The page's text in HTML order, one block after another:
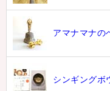
アマナマナの
シンギングボ